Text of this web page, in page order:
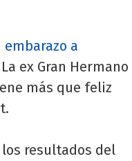
a
ex Gran Hermano
más que feliz
los resultados del